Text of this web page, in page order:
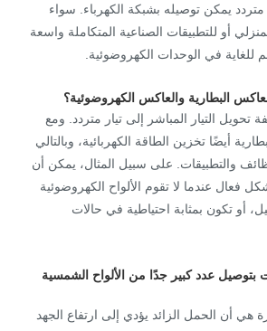
متردد يمكن توصيله بشبكة الكهرباء. سواء
أو للتطبيقات الصناعية المتكاملة واسعة
للغاية في الوحدات الكهروضوئية.
البطارية والعاكس الكهروضوئية؟
تحويل التيار المباشر إلى تيار متردد. ومع
أيضًا تخزين الطاقة الكهربائية، وبالتالي
والتطبيقات. على سبيل المثال، يمكن أن
فعال عندما لا تقوم الألواح الكهروضوئية
أو تكون بمثابة احتياطية في حالات
بتوصيل عدد كبير جدًا من الألواح الشمسية
هي أن الحمل الزائد يؤدي إلى ارتفاع الجهد